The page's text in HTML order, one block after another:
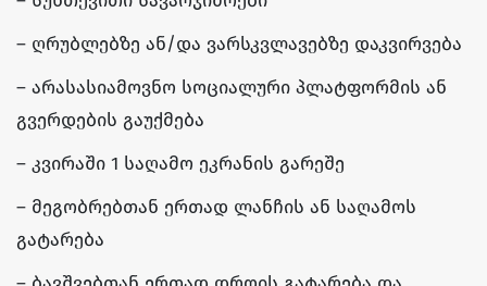
– ღრუბლებზე ან/და ვარსკვლავებზე დაკვირვება
– არასასიამოვნო სოციალური პლატფორმის ან
გვერდების გაუქმება
– კვირაში 1 საღამო ეკრანის გარეშე
– მეგობრებთან ერთად ლანჩის ან საღამოს
გატარება